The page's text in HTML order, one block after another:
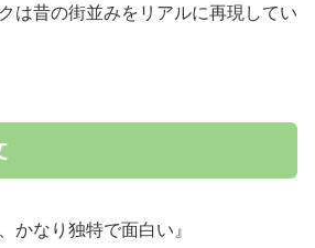
は昔の街並みをリアルに再現してい
かなり独特で面白い』